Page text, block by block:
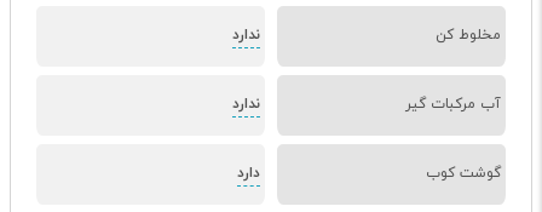
مخلوط کن ندارد
آب مرکبات گیر ندارد
گوشت کوب دارد